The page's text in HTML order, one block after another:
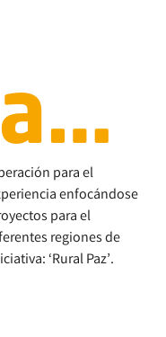
para el
enfocándose
para el
regiones de
‘Rural Paz’.